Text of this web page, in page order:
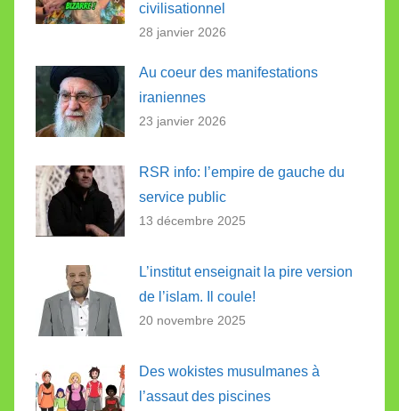
civilisationnel
28 janvier 2026
Au coeur des manifestations
iraniennes
23 janvier 2026
RSR info: l’empire de gauche du
service public
13 décembre 2025
L’institut enseignait la pire version
de l’islam. Il coule!
20 novembre 2025
Des wokistes musulmanes à
l’assaut des piscines